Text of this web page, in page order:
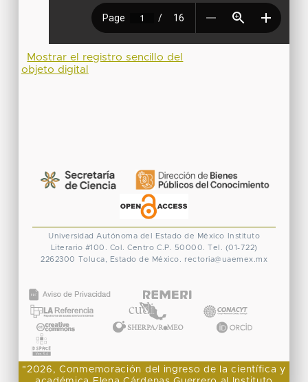
Mostrar el registro sencillo del
objeto digital
Universidad Autónoma del Estado de México
Instituto
Literario #100. Col. Centro C.P. 50000. Tel. (01-722)
2262300
Toluca, Estado de México. rectoria@uaemex.mx
"2026, Conmemoración del ingreso de la científica y